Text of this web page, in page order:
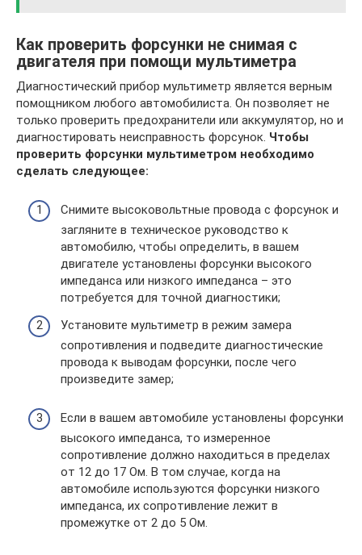
Как проверить форсунки не снимая с
двигателя при помощи мультиметра
Диагностический прибор мультиметр является верным
помощником любого автомобилиста. Он позволяет не
только проверить предохранители или аккумулятор, но и
диагностировать неисправность форсунок. Чтобы
проверить форсунки мультиметром необходимо
сделать следующее:
Снимите высоковольтные провода с форсунок и
загляните в техническое руководство к
автомобилю, чтобы определить, в вашем
двигателе установлены форсунки высокого
импеданса или низкого импеданса – это
потребуется для точной диагностики;
Установите мультиметр в режим замера
сопротивления и подведите диагностические
провода к выводам форсунки, после чего
произведите замер;
Если в вашем автомобиле установлены форсунки
высокого импеданса, то измеренное
сопротивление должно находиться в пределах
от 12 до 17 Ом. В том случае, когда на
автомобиле используются форсунки низкого
импеданса, их сопротивление лежит в
промежутке от 2 до 5 Ом.